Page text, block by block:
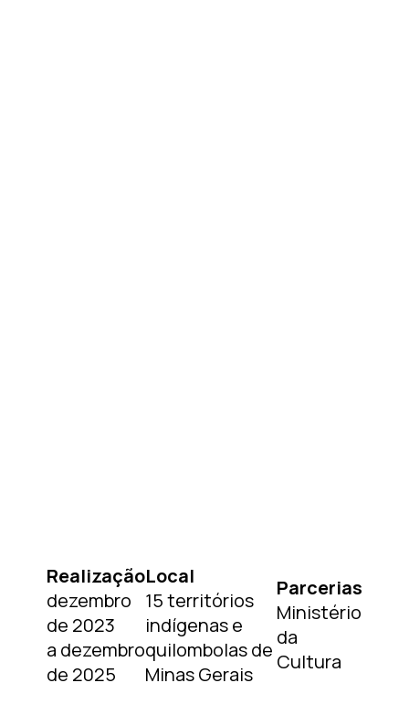
Realização
dezembro
de 2023
a dezembro
de 2025
Local
15 territórios
indígenas e
quilombolas de
Minas Gerais
Parcerias
Ministério
da
Cultura